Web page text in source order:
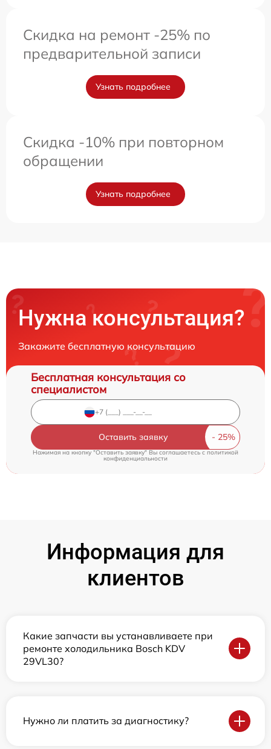
Скидка на ремонт -25% по
предварительной записи
Узнать подробнее
Скидка -10% при повторном
обращении
Узнать подробнее
Нужна консультация?
Закажите бесплатную консультацию
Бесплатная консультация со
специалистом
Оставить заявку
Нажимая на кнопку "Оставить заявку" Вы соглашаетесь cполитикой
конфиденциальности
Информация для
клиентов
Какие запчасти вы устанавливаете при
ремонте холодильника Bosch KDV
29VL30?
Нужно ли платить за диагностику?